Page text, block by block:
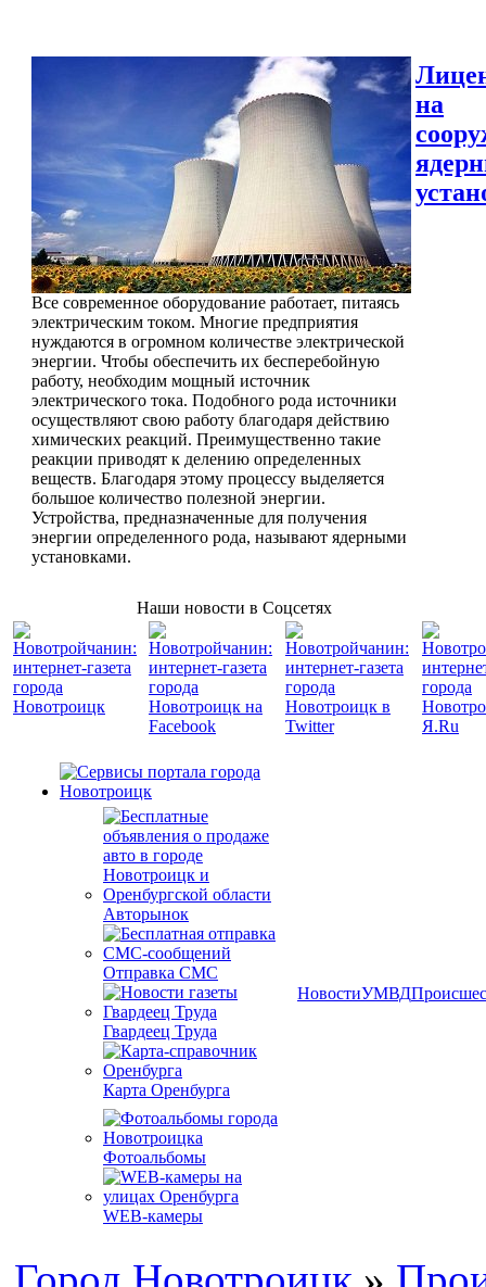
Все современное оборудование работает, питаясь
электрическим током. Многие предприятия
нуждаются в огромном количестве электрической
энергии. Чтобы обеспечить их бесперебойную
работу, необходим мощный источник
электрического тока. Подобного рода источники
осуществляют свою работу благодаря действию
химических реакций. Преимущественно такие
реакции приводят к делению определенных
веществ. Благодаря этому процессу выделяется
большое количество полезной энергии.
Устройства, предназначенные для получения
энергии определенного рода, называют ядерными
установками.
на
Наши новости в Соцсетях
Авторынок
Отправка СМС
Гвардеец Труда
Карта Оренбурга
Фотоальбомы
WEB-камеры
НовостиУМВД